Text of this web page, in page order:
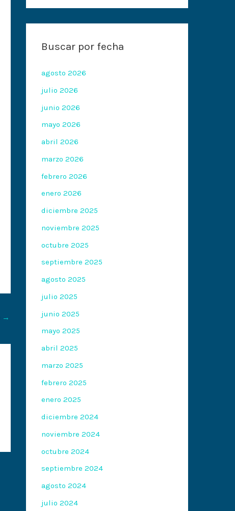
→
Buscar por fecha
agosto 2026
julio 2026
junio 2026
mayo 2026
abril 2026
marzo 2026
febrero 2026
enero 2026
diciembre 2025
noviembre 2025
octubre 2025
septiembre 2025
agosto 2025
julio 2025
junio 2025
mayo 2025
abril 2025
marzo 2025
febrero 2025
enero 2025
diciembre 2024
noviembre 2024
octubre 2024
septiembre 2024
agosto 2024
julio 2024